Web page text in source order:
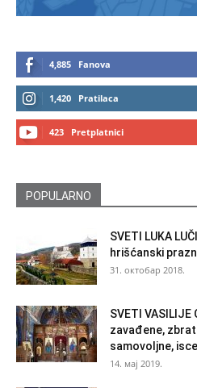
4,885 Fanova
1,420 Pratilaca
423 Pretplatnici
POPULARNO
SVETI LUKA
hrišćanski
31. октобар 2018.
SVETI VASILIJE
zavađene,
samovoljne,
14. мај 2019.